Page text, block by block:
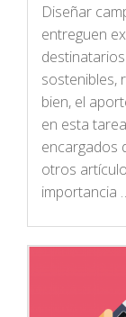
Diseñar
entreguen
sostenibles,
bien, el
en esta
encargados
otros
importancia